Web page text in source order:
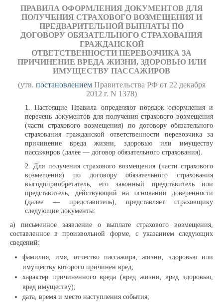
Порядок возврата платы за проезд
Получить фискальный чек
Вопросы и ответы
Работа у нас
Вакансии
Обучение
Оставить резюме
Структура
Документы
ПРАВИЛА ОФОРМЛЕНИЯ ДОКУМЕНТОВ ДЛЯ
ПОЛУЧЕНИЯ СТРАХОВОГО ВОЗМЕЩЕНИЯ И
ПРЕДВАРИТЕЛЬНОЙ ВЫПЛАТЫ ПО
ДОГОВОРУ ОБЯЗАТЕЛЬНОГО СТРАХОВАНИЯ
ГРАЖДАНСКОЙ
ОТВЕТСТВЕННОСТИ ПЕРЕВОЗЧИКА ЗА
ПРИЧИНЕНИЕ ВРЕДА ЖИЗНИ, ЗДОРОВЬЮ ИЛИ
ИМУЩЕСТВУ ПАССАЖИРОВ
(утв. постановлениемПравительства РФ от 22 декабря
2012 г. N 1378)
1. Настоящие Правила определяют порядок оформления и
перечень документов для получения страхового возмещения
(части страхового возмещения) по договору обязательного
страхования гражданской ответственности перевозчика за
причинение вреда жизни, здоровью или имуществу
пассажиров (далее — договор обязательного страхования).
2. Для получения страхового возмещения (части страхового
возмещения) по договору обязательного страхования
выгодоприобретатель, его законный представитель или
представитель, действующий на основании доверенности
(далее — представитель), представляет страховщику
следующие документы:
а) письменное заявление о выплате страхового возмещения,
составленное в произвольной форме, с указанием следующих
сведений:
фамилия, имя, отчество пассажира, жизни, здоровью или
имуществу которого причинен вред;
характер причиненного вреда (вред жизни, вред здоровью,
вред имуществу);
дата, время и место наступления события;